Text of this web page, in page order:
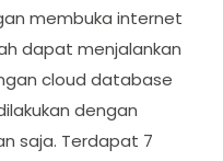
membuka internet
dapat menjalankan
cloud database
dengan
saja. Terdapat 7